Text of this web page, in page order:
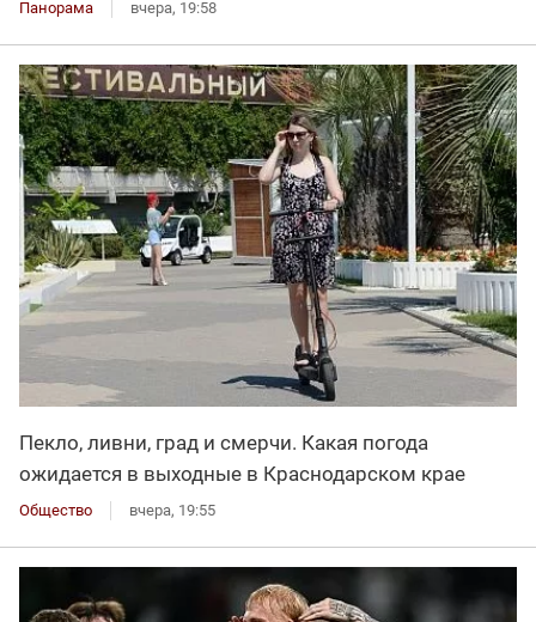
Панорама вчера, 19:58
Пекло, ливни, град и смерчи. Какая погода
ожидается в выходные в Краснодарском крае
Общество вчера, 19:55